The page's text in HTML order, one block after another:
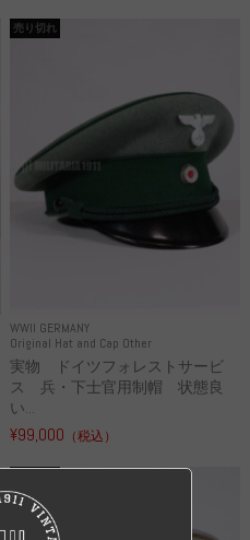
WWII GERMANY
Original Hat and Cap Other
売り切れ
実物 ドイツフォレストサービ
ス 兵・下士官用制帽 状態良
い...
¥99,000 （税込）